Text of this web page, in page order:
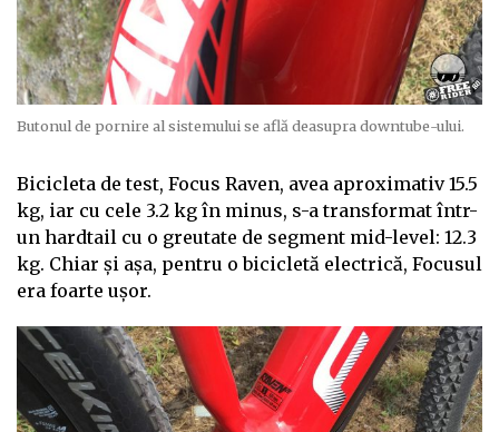
Butonul de pornire al sistemului se află deasupra downtube-ului.
Bicicleta de test, Focus Raven, avea aproximativ 15.5
kg, iar cu cele 3.2 kg în minus, s-a transformat într-
un hardtail cu o greutate de segment mid-level: 12.3
kg. Chiar și așa, pentru o bicicletă electrică, Focusul
era foarte ușor.